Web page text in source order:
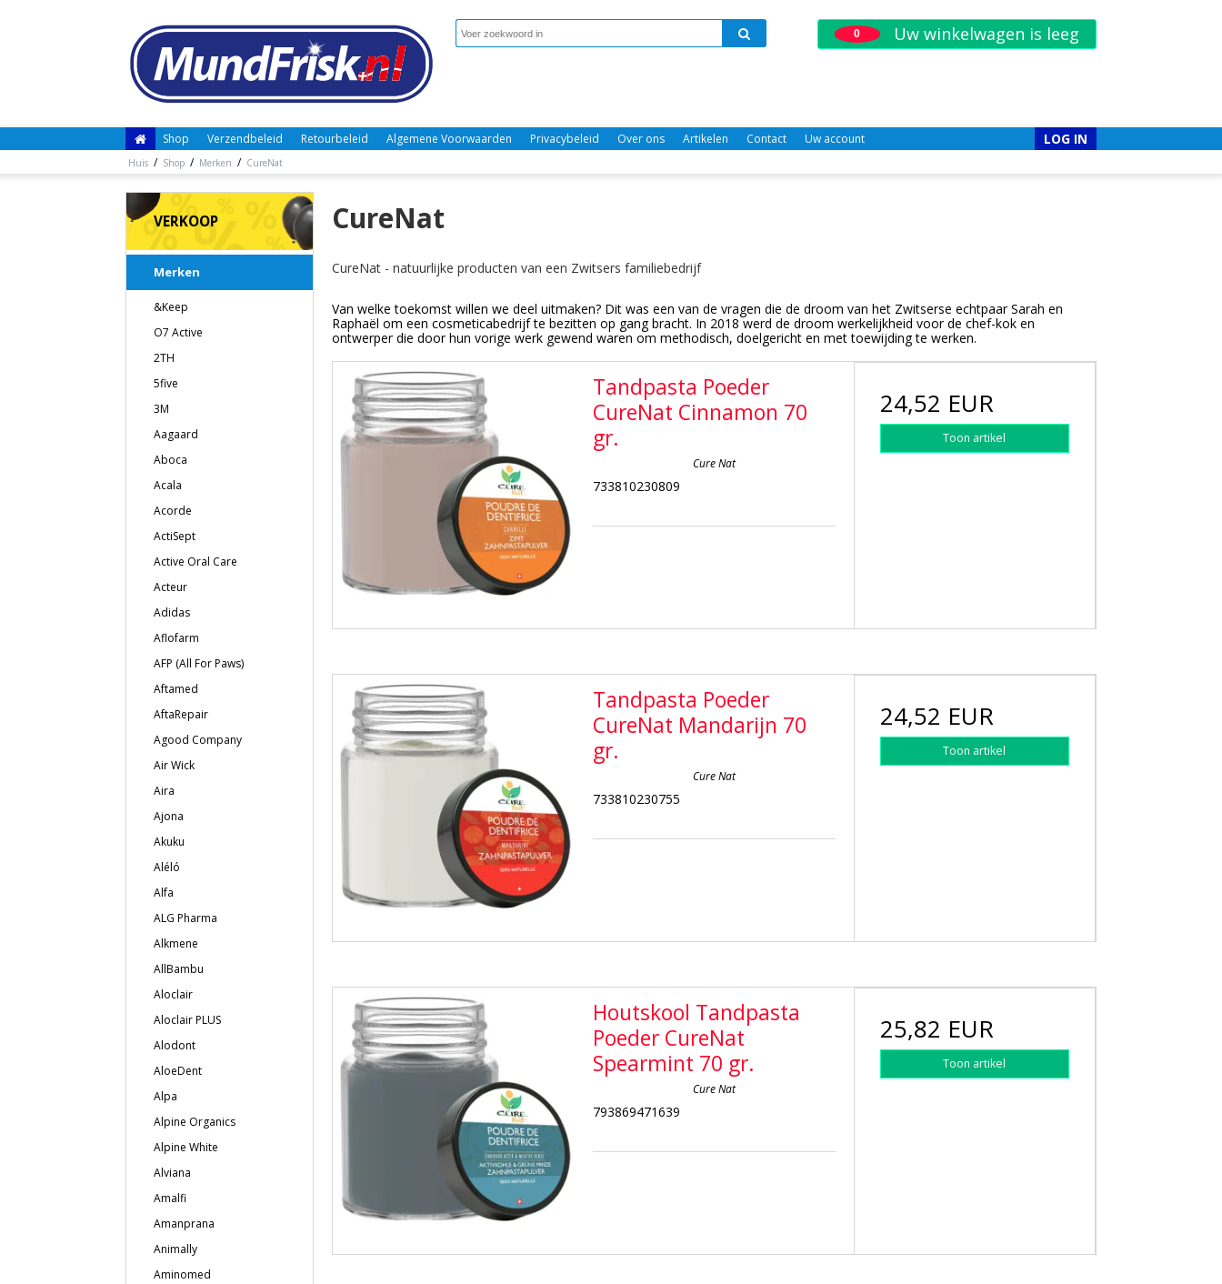
0 Uw winkelwagen is leeg
Shop Verzendbeleid Retourbeleid Algemene Voorwaarden Privacybeleid Over ons Artikelen Contact Uw account LOG IN
Huis / Shop / Merken / CureNat
VERKOOP
Merken
&Keep
O7 Active
2TH
5five
3M
Aagaard
Aboca
Acala
Acorde
ActiSept
Active Oral Care
Acteur
Adidas
Aflofarm
AFP (All For Paws)
Aftamed
AftaRepair
Agood Company
Air Wick
Aira
Ajona
Akuku
Aléló
Alfa
ALG Pharma
Alkmene
AllBambu
Aloclair
Aloclair PLUS
Alodont
AloeDent
Alpa
Alpine Organics
Alpine White
Alviana
Amalfi
Amanprana
Animally
Aminomed
CureNat
CureNat - natuurlijke producten van een Zwitsers familiebedrijf
Van welke toekomst willen we deel uitmaken? Dit was een van de vragen die de droom van het Zwitserse echtpaar Sarah en
Raphaël om een cosmeticabedrijf te bezitten op gang bracht. In 2018 werd de droom werkelijkheid voor de chef-kok en
ontwerper die door hun vorige werk gewend waren om methodisch, doelgericht en met toewijding te werken.
Tandpasta Poeder
CureNat Cinnamon 70
gr.
Cure Nat
733810230809
24,52 EUR
Toon artikel
Tandpasta Poeder
CureNat Mandarijn 70
gr.
Cure Nat
733810230755
24,52 EUR
Toon artikel
Houtskool Tandpasta
Poeder CureNat
Spearmint 70 gr.
Cure Nat
793869471639
25,82 EUR
Toon artikel